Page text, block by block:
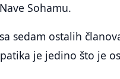
Sohamu.
sedam ostalih
je jedino što je